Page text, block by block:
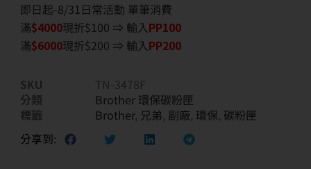
即日起-8/31日常活動 單筆消費
滿$4000現折$100 ⇒ 輸入PP100
滿$6000現折$200 ⇒ 輸入PP200
SKU
TN-3478F
分類
Brother 環保碳粉匣
標籤
Brother, 兄弟, 副廠, 環保, 碳粉匣
分享到: